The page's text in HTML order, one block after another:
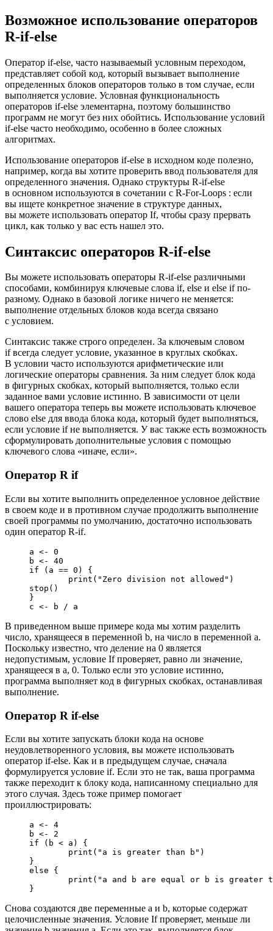
Возможное использование операторов
R-if-else
Оператор if-else, часто называемый условным переходом,
представляет собой код, который вызывает выполнение
определенных блоков операторов только в том случае, если
выполняется условие. Условная функциональность
операторов if-else элементарна, поэтому большинство
программ не могут без них обойтись. Использование условий
if-else часто необходимо, особенно в более сложных
алгоритмах.
Использование операторов if-else в исходном коде полезно,
например, когда вы хотите проверить ввод пользователя для
определенного значения. Однако структуры R-if-else
в основном используются в сочетании с R-For-Loops : если
вы ищете конкретное значение в структуре данных,
вы можете использовать оператор If, чтобы сразу прервать
цикл, как только у вас есть нашел это.
Синтаксис операторов R-if-else
Вы можете использовать операторы R-if-else различными
способами, комбинируя ключевые слова if, else и else if по-
разному. Однако в базовой логике ничего не меняется:
выполнение отдельных блоков кода всегда связано
с условием.
Синтаксис также строго определен. За ключевым словом
if всегда следует условие, указанное в круглых скобках.
В условии часто используются арифметические или
логические операторы сравнения. За ним следует блок кода
в фигурных скобках, который выполняется, только если
заданное вами условие истинно. В зависимости от цели
вашего оператора теперь вы можете использовать ключевое
слово else для ввода блока кода, который будет выполняться,
если условие if не выполняется. У вас также есть возможность
сформулировать дополнительные условия с помощью
ключевого слова «иначе, если».
Оператор R if
Если вы хотите выполнить определенное условное действие
в своем коде и в противном случае продолжить выполнение
своей программы по умолчанию, достаточно использовать
один оператор R-if.
a <- 0
b <- 40
if (a == 0) {
stop()
}
c <- b / a
В приведенном выше примере кода мы хотим разделить
число, хранящееся в переменной b, на число в переменной a.
Поскольку известно, что деление на 0 является
недопустимым, условие If проверяет, равно ли значение,
хранящееся в a, 0. Только если это условие истинно,
программа выполняет код в фигурных скобках, останавливая
выполнение.
Оператор R if-else
Если вы хотите запускать блоки кода на основе
неудовлетворенного условия, вы можете использовать
оператор if-else. Как и в предыдущем случае, сначала
формулируется условие if. Если это не так, ваша программа
также переходит к блоку кода, написанному специально для
этого случая. Здесь тоже пример помогает
проиллюстрировать:
a <- 4
b <- 2
if (b < a) {
}
else {
}
Снова создаются две переменные a и b, которые содержат
целочисленные значения. Условие If проверяет, меньше ли